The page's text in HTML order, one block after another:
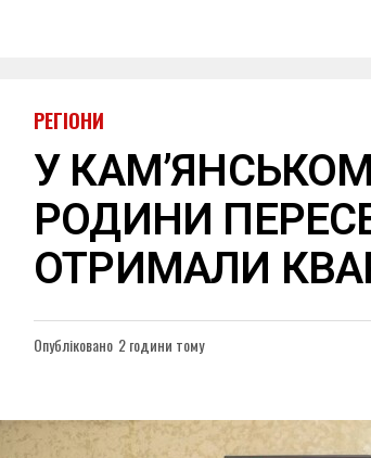
РЕГІОНИ
У
РОДИНИ
ОТРИМАЛИ
Опубліковано 2 години тому